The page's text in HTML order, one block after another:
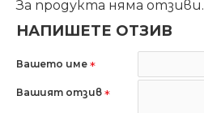
За продукта няма отзиви.
НАПИШЕТЕ ОТЗИВ
Вашето име
Вашият отзив